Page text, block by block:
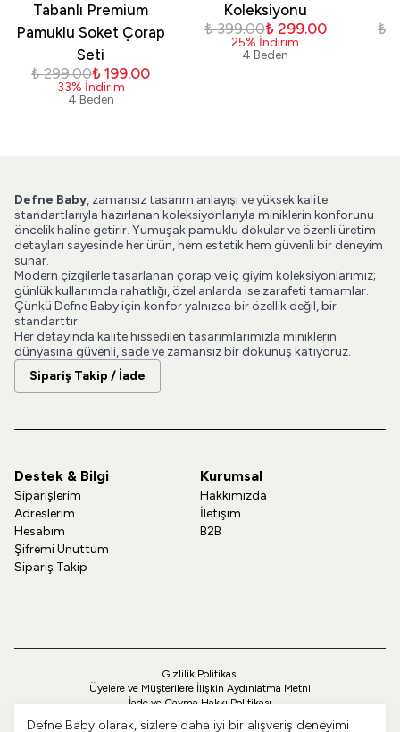
Defne Baby olarak, sizlere daha iyi bir alışveriş deneyimi
Tabanlı Premium
Pamuklu Soket Çorap
Seti
₺ 299.00₺ 199.00
33% İndirim
4 Beden
Koleksiyonu
₺ 399.00₺ 299.00
25% İndirim
4 Beden
₺
Defne Baby, zamansız tasarım anlayışı ve yüksek kalite
standartlarıyla hazırlanan koleksiyonlarıyla miniklerin konforunu
öncelik haline getirir. Yumuşak pamuklu dokular ve özenli üretim
detayları sayesinde her ürün, hem estetik hem güvenli bir deneyim
sunar.
Modern çizgilerle tasarlanan çorap ve iç giyim koleksiyonlarımız;
günlük kullanımda rahatlığı, özel anlarda ise zarafeti tamamlar.
Çünkü Defne Baby için konfor yalnızca bir özellik değil, bir
standarttır.
Her detayında kalite hissedilen tasarımlarımızla miniklerin
dünyasına güvenli, sade ve zamansız bir dokunuş katıyoruz.
Sipariş Takip / İade
Destek & Bilgi
Siparişlerim
Adreslerim
Hesabım
Şifremi Unuttum
Sipariş Takip
Kurumsal
Hakkımızda
İletişim
B2B
Gizlilik Politikası
Üyelere ve Müşterilere İlişkin Aydınlatma Metni
İade ve Cayma Hakkı Politikası